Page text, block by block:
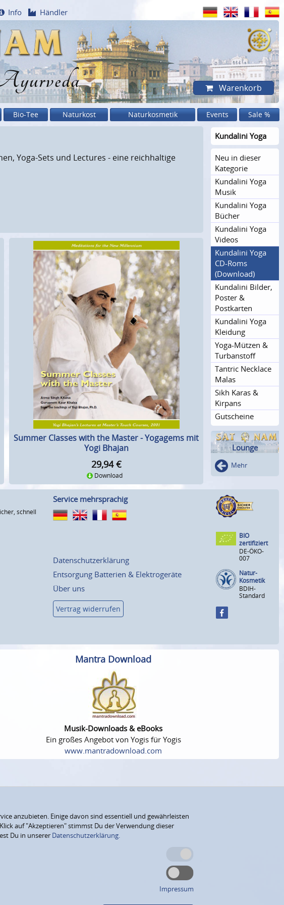
Info Händler
Warenkorb
Bio-Tee Naturkost Naturkosmetik Events Sale %
Yoga-Sets und Lectures - eine reichhaltige
Summer Classes with the Master - Yogagems mit
Yogi Bhajan
29,94 €
Download
Kundalini Yoga
Neu in dieser
Kategorie
Kundalini Yoga
Musik
Kundalini Yoga
Bücher
Kundalini Yoga
Videos
Kundalini Yoga
CD-Roms
(Download)
Kundalini Bilder,
Poster &
Postkarten
Kundalini Yoga
Kleidung
Yoga-Mützen &
Turbanstoff
Tantric Necklace
Malas
Sikh Karas &
Kirpans
Gutscheine
Lounge
Mehr
schnell
Service mehrsprachig
Datenschutzerklärung
Entsorgung Batterien & Elektrogeräte
Über uns
Vertrag widerrufen
BIO
zertifiziert
DE-ÖKO-
007
Natur-
Kosmetik
BDIH-
Standard
Mantra Download
Musik-Downloads & eBooks
Ein großes Angebot von Yogis für Yogis
www.mantradownload.com
anzubieten. Einige davon sind essentiell und gewährleisten
auf "Akzeptieren" stimmst Du der Verwendung dieser
Du in unserer Datenschutzerklärung.
Impressum